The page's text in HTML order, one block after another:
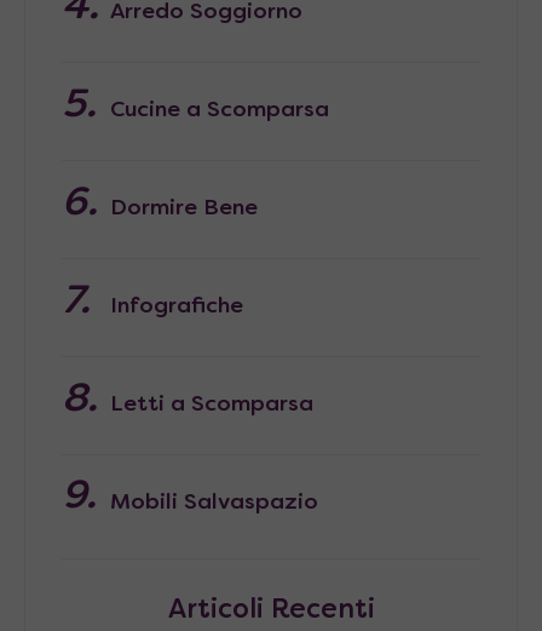
Arredo Soggiorno
Cucine a Scomparsa
Dormire Bene
Infografiche
Letti a Scomparsa
Mobili Salvaspazio
Articoli Recenti